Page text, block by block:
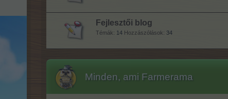
Fejlesztői blog
Témák: 14 Hozzászólások: 34
Minden, ami Farmerama